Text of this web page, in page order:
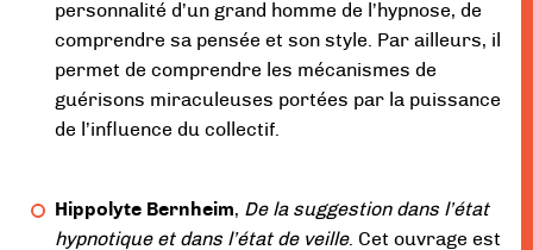
personnalité d’un grand homme de l’hypnose, de
comprendre sa pensée et son style. Par ailleurs, il
permet de comprendre les mécanismes de
guérisons miraculeuses portées par la puissance
de l’influence du collectif.
Hippolyte Bernheim, De la suggestion dans l’état
hypnotique et dans l’état de veille. Cet ouvrage est